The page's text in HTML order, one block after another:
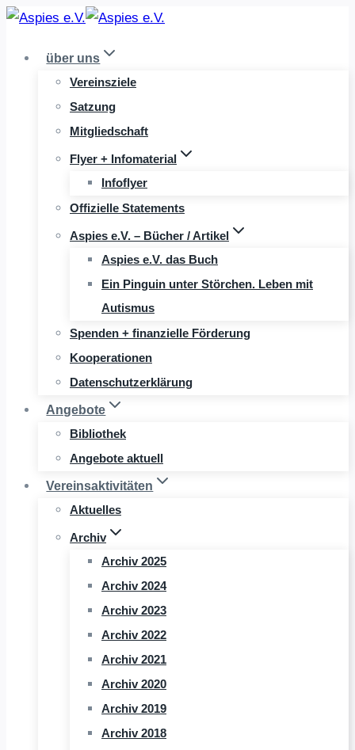
Zum
springenüber uns
Vereinsziele
Satzung
Mitgliedschaft
Flyer + Infomaterial
Infoflyer
Offizielle Statements
Aspies e.V. – Bücher / Artikel
Aspies e.V. das Buch
Ein Pinguin unter Störchen. Leben mit
Autismus
Spenden + finanzielle Förderung
Kooperationen
Datenschutzerklärung
Angebote
Bibliothek
Angebote aktuell
Vereinsaktivitäten
Aktuelles
Archiv
Archiv 2025
Archiv 2024
Archiv 2023
Archiv 2022
Archiv 2021
Archiv 2020
Archiv 2019
Archiv 2018